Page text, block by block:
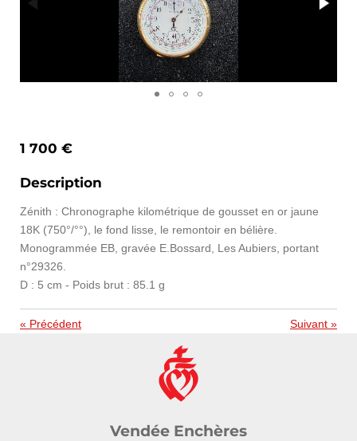
1 700 €
Description
Zénith : Chronographe kilométrique de gousset en or jaune
18K (750°/°°), le fond lisse, le remontoir en bélière.
Monogrammée EB, gravée E.Bossard, Les Aubiers, portant
n°29326.
D : 5 cm - Poids brut : 85.1 g
« Précédent Suivant »
Vendée Enchères